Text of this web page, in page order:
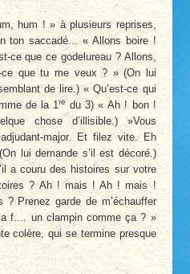
hum ! » à plusieurs reprises,
ton saccadé... « Allons boire !
ce que ce godelureau ? Allons,
ce que tu me veux ? » (On lui
de lire.) « Qu’est-ce qui
de la 1re du 3) « Ah ! bon !
chose d’illisible.) »Vous
major. Et filez vite. Eh
lui demande s’il est décoré.)
a couru des histoires sur votre
? Ah ! mais ! Ah ! mais !
Prenez garde de m’échauffer
f.... un clampin comme ça ? »
colère, qui se termine presque